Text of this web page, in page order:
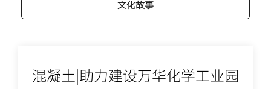
文化故事
混凝土|助力建设万华化学工业园